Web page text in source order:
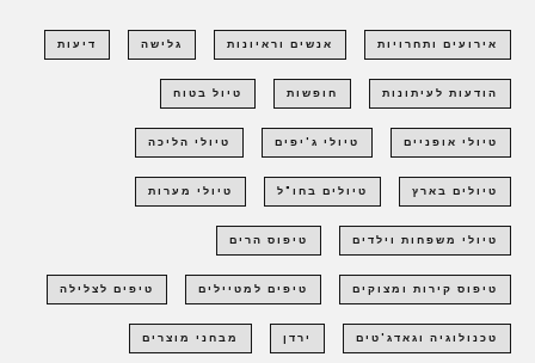
אירועים ותחרויות אנשים וראיונות גלישה דיעות
הודעות לעיתונות חופשות טיול בטוח
טיולי אופניים טיולי ג'יפים טיולי הליכה
טיולים בארץ טיולים בחו"ל טיולי מערות
טיולי משפחות וילדים טיפוס הרים
טיפוס קירות ומצוקים טיפים למטיילים טיפים לצלילה
טכנולוגיה וגאדג'טים ירדן מבחני מוצרים